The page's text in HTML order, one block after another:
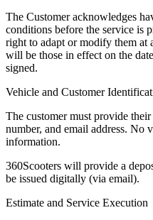
The Customer acknowledges
conditions before the service is
right to adapt or modify them at
will be those in effect on the
signed.
Vehicle and Customer
The customer must provide
number, and email address. No
information.
360Scooters will provide a
be issued digitally (via email).
Estimate and Service Execution